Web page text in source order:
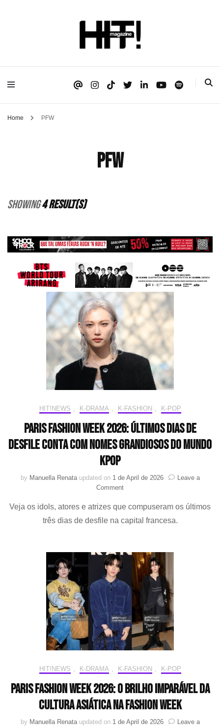
HIT!Magazine
Home PFW
PFW
Showing4 Result(s)
HIT!NEWS K-DRAMA K-FASHION K-POP
Paris Fashion Week 2026: Últimos dias de
desfile conta com nomes grandiosos do mundo
KPOP
by Manuella Renata updated on 1 de April de 2026
Leave a
Commenton
Fashion
Week
2026:
de
desfile
conta
com
nomes
grandiosos
do
mundo
KPOP
Veja os idols, atores e atrizes que compuseram os últimos
três dias de desfile na capital francesa.
HIT!NEWS K-DRAMA K-FASHION K-POP
Paris Fashion Week 2026: O brilho imparável da
cultura asiática na Fashion Week
by Manuella Renata updated on 1 de April de 2026
Leave a